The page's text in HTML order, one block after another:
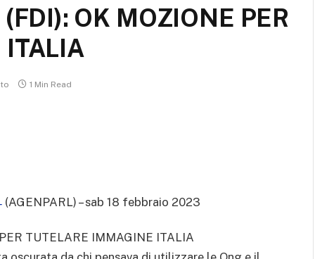
OK MOZIONE PER
ITALIA
1 Min Read
(AGENPARL) – sab 18 febbraio 2023
TUTELARE IMMAGINE ITALIA